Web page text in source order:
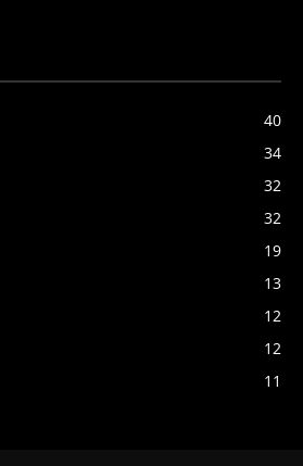
40
34
32
32
19
13
12
12
11